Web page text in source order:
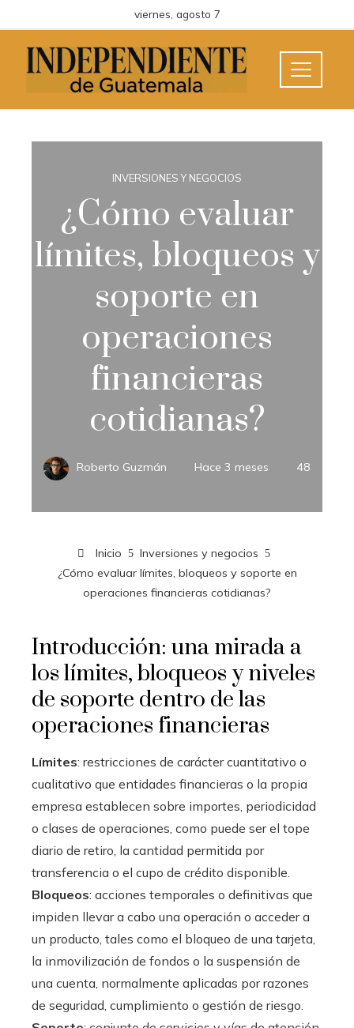
viernes, agosto 7
INVERSIONES Y NEGOCIOS
¿Cómo evaluar
límites, bloqueos y
soporte en
operaciones
financieras
cotidianas?
Roberto Guzmán Hace 3 meses 48
Inicio
Inversiones y negocios
¿Cómo evaluar límites, bloqueos y soporte en
operaciones financieras cotidianas?
Introducción: una mirada a
los límites, bloqueos y niveles
de soporte dentro de las
operaciones financieras
Límites: restricciones de carácter cuantitativo o
cualitativo que entidades financieras o la propia
empresa establecen sobre importes, periodicidad
o clases de operaciones, como puede ser el tope
diario de retiro, la cantidad permitida por
transferencia o el cupo de crédito disponible.
Bloqueos: acciones temporales o definitivas que
impiden llevar a cabo una operación o acceder a
un producto, tales como el bloqueo de una tarjeta,
la inmovilización de fondos o la suspensión de
una cuenta, normalmente aplicadas por razones
de seguridad, cumplimiento o gestión de riesgo.